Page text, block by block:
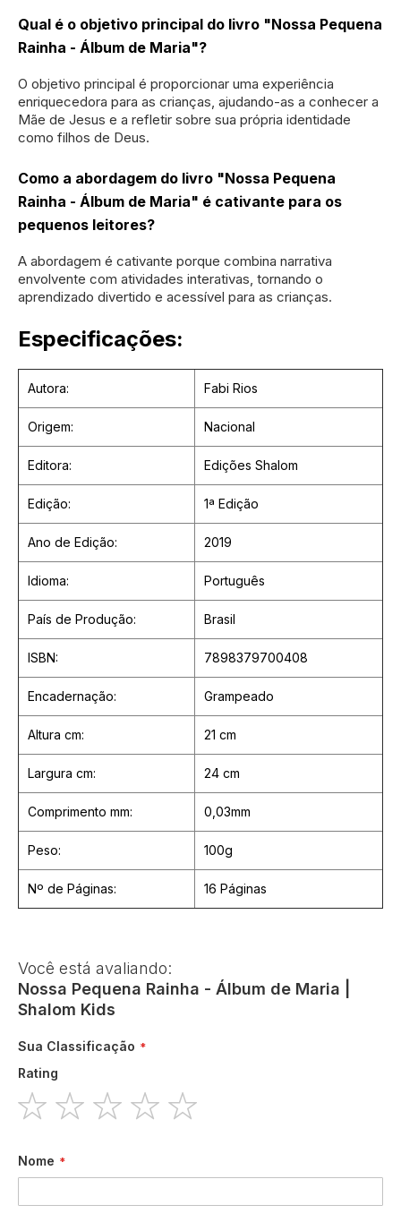
Qual é o objetivo principal do livro "Nossa Pequena
Rainha - Álbum de Maria"?
O objetivo principal é proporcionar uma experiência
enriquecedora para as crianças, ajudando-as a conhecer a
Mãe de Jesus e a refletir sobre sua própria identidade
como filhos de Deus.
Como a abordagem do livro "Nossa Pequena
Rainha - Álbum de Maria" é cativante para os
pequenos leitores?
A abordagem é cativante porque combina narrativa
envolvente com atividades interativas, tornando o
aprendizado divertido e acessível para as crianças.
Especificações:
Autora: Fabi Rios
Origem: Nacional
Editora: Edições Shalom
Edição: 1ª Edição
Ano de Edição: 2019
Idioma: Português
País de Produção: Brasil
ISBN: 7898379700408
Encadernação: Grampeado
Altura cm: 21 cm
Largura cm: 24 cm
Comprimento mm: 0,03mm
Peso: 100g
Nº de Páginas: 16 Páginas
Você está avaliando:
Nossa Pequena Rainha - Álbum de Maria |
Shalom Kids
Sua Classificação
Rating
Nome